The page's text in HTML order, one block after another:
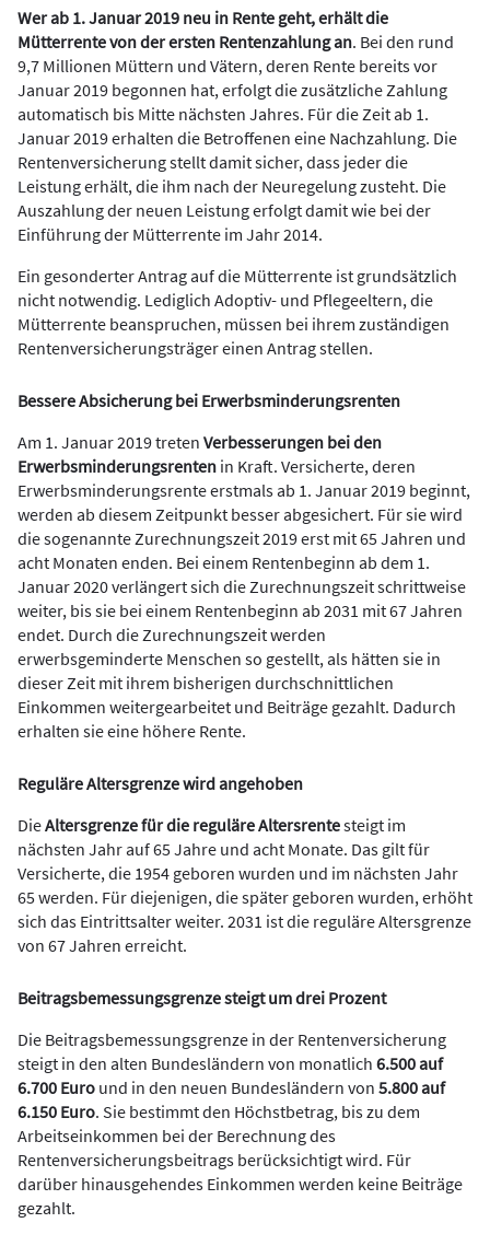
Wer ab 1. Januar 2019 neu in Rente geht, erhält die
Mütterrente von der ersten Rentenzahlung an. Bei den rund
9,7 Millionen Müttern und Vätern, deren Rente bereits vor
Januar 2019 begonnen hat, erfolgt die zusätzliche Zahlung
automatisch bis Mitte nächsten Jahres. Für die Zeit ab 1.
Januar 2019 erhalten die Betroffenen eine Nachzahlung. Die
Rentenversicherung stellt damit sicher, dass jeder die
Leistung erhält, die ihm nach der Neuregelung zusteht. Die
Auszahlung der neuen Leistung erfolgt damit wie bei der
Einführung der Mütterrente im Jahr 2014.
Ein gesonderter Antrag auf die Mütterrente ist grundsätzlich
nicht notwendig. Lediglich Adoptiv- und Pflegeeltern, die
Mütterrente beanspruchen, müssen bei ihrem zuständigen
Rentenversicherungsträger einen Antrag stellen.
Bessere Absicherung bei Erwerbsminderungsrenten
Am 1. Januar 2019 treten Verbesserungen bei den
Erwerbsminderungsrenten in Kraft. Versicherte, deren
Erwerbsminderungsrente erstmals ab 1. Januar 2019 beginnt,
werden ab diesem Zeitpunkt besser abgesichert. Für sie wird
die sogenannte Zurechnungszeit 2019 erst mit 65 Jahren und
acht Monaten enden. Bei einem Rentenbeginn ab dem 1.
Januar 2020 verlängert sich die Zurechnungszeit schrittweise
weiter, bis sie bei einem Rentenbeginn ab 2031 mit 67 Jahren
endet. Durch die Zurechnungszeit werden
erwerbsgeminderte Menschen so gestellt, als hätten sie in
dieser Zeit mit ihrem bisherigen durchschnittlichen
Einkommen weitergearbeitet und Beiträge gezahlt. Dadurch
erhalten sie eine höhere Rente.
Reguläre Altersgrenze wird angehoben
DieAltersgrenze für die reguläre Altersrentesteigt im
nächsten Jahr auf 65 Jahre und acht Monate. Das gilt für
Versicherte, die 1954 geboren wurden und im nächsten Jahr
65 werden. Für diejenigen, die später geboren wurden, erhöht
sich das Eintrittsalter weiter. 2031 ist die reguläre Altersgrenze
von 67 Jahren erreicht.
Beitragsbemessungsgrenze steigt um drei Prozent
Die Beitragsbemessungsgrenze in der Rentenversicherung
steigt in den alten Bundesländern von monatlich 6.500 auf
6.700 Euro und in den neuen Bundesländern von 5.800 auf
6.150 Euro. Sie bestimmt den Höchstbetrag, bis zu dem
Arbeitseinkommen bei der Berechnung des
Rentenversicherungsbeitrags berücksichtigt wird. Für
darüber hinausgehendes Einkommen werden keine Beiträge
gezahlt.